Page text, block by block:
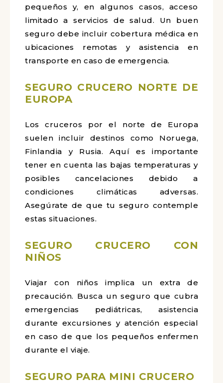
pequeños y, en algunos casos, acceso
limitado a servicios de salud. Un buen
seguro debe incluir cobertura médica en
ubicaciones remotas y asistencia en
transporte en caso de emergencia.
SEGURO CRUCERO NORTE DE
EUROPA
Los cruceros por el norte de Europa
suelen incluir destinos como Noruega,
Finlandia y Rusia. Aquí es importante
tener en cuenta las bajas temperaturas y
posibles cancelaciones debido a
condiciones climáticas adversas.
Asegúrate de que tu seguro contemple
estas situaciones.
SEGURO CRUCERO CON
NIÑOS
Viajar con niños implica un extra de
precaución. Busca un seguro que cubra
emergencias pediátricas, asistencia
durante excursiones y atención especial
en caso de que los pequeños enfermen
durante el viaje.
SEGURO PARA MINI CRUCERO